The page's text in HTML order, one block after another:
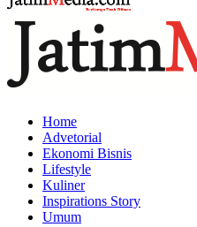
Home
Advetorial
Ekonomi Bisnis
Lifestyle
Kuliner
Inspirations Story
Umum